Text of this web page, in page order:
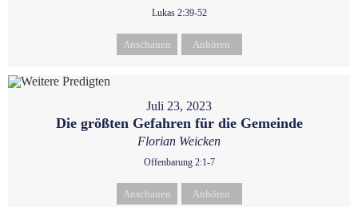
Lukas 2:39-52
Anschauen Anhören
Juli 23, 2023
Die größten Gefahren für die Gemeinde
Florian Weicken
Offenbarung 2:1-7
Anschauen Anhören